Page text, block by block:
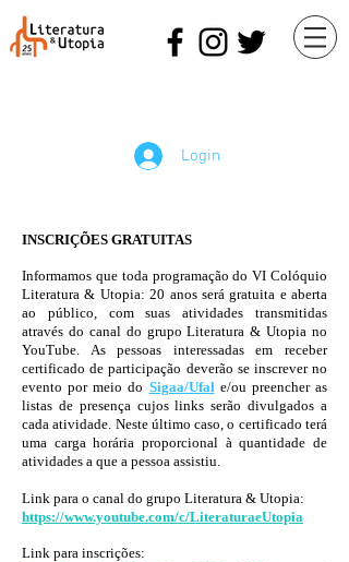
Login
INSCRIÇÕES GRATUITAS
Informamos que toda programação do VI Colóquio
Literatura & Utopia: 20 anos será gratuita e aberta
ao público, com suas atividades transmitidas
através do canal do grupo Literatura & Utopia no
YouTube. As pessoas interessadas em receber
certificado de participação deverão se inscrever no
evento por meio do Sigaa/Ufale/ou preencher as
listas de presença cujos links serão divulgados a
cada atividade. Neste último caso, o certificado terá
uma carga horária proporcional à quantidade de
atividades a que a pessoa assistiu.
Link para o canal do grupo Literatura & Utopia:
https://www.youtube.com/c/LiteraturaeUtopia
Link para inscrições: